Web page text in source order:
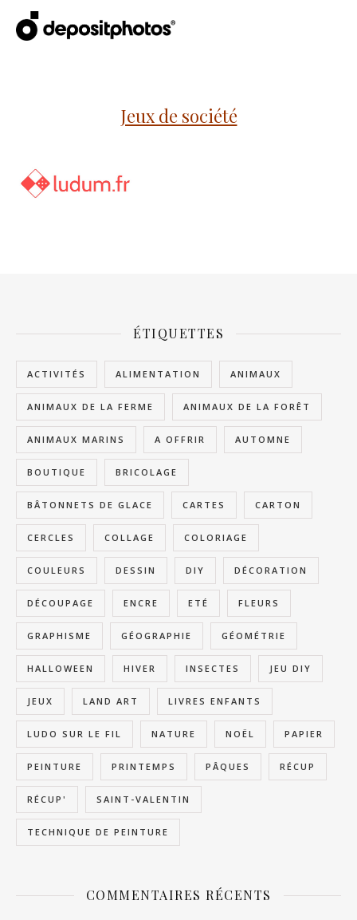
Jeux de société
ÉTIQUETTES
ACTIVITÉS ALIMENTATION ANIMAUX
ANIMAUX DE LA FERME ANIMAUX DE LA FORÊT
ANIMAUX MARINS A OFFRIR AUTOMNE
BOUTIQUE BRICOLAGE
BÂTONNETS DE GLACE CARTES CARTON
CERCLES COLLAGE COLORIAGE
COULEURS DESSIN DIY DÉCORATION
DÉCOUPAGE ENCRE ETÉ FLEURS
GRAPHISME GÉOGRAPHIE GÉOMÉTRIE
HALLOWEEN HIVER INSECTES JEU DIY
JEUX LAND ART LIVRES ENFANTS
LUDO SUR LE FIL NATURE NOËL PAPIER
PEINTURE PRINTEMPS PÂQUES RÉCUP
RÉCUP' SAINT-VALENTIN
TECHNIQUE DE PEINTURE
COMMENTAIRES RÉCENTS